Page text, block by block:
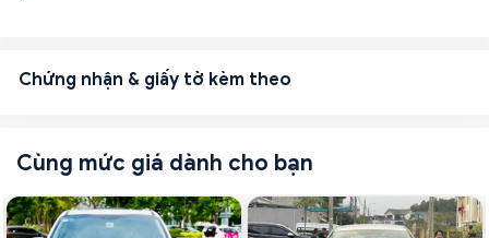
Chứng nhận & giấy tờ kèm theo
Cùng mức giá dành cho bạn